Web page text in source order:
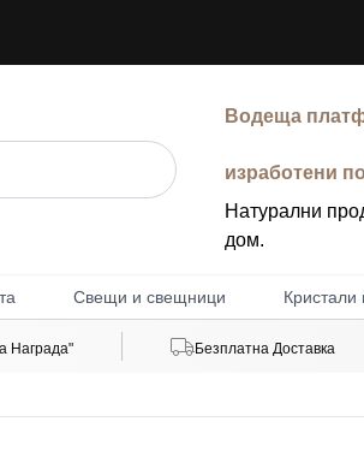
Водеща
изработени
Натурални
дом.
Свещи и свещници Кристали
Награда" Безплатна Доставка